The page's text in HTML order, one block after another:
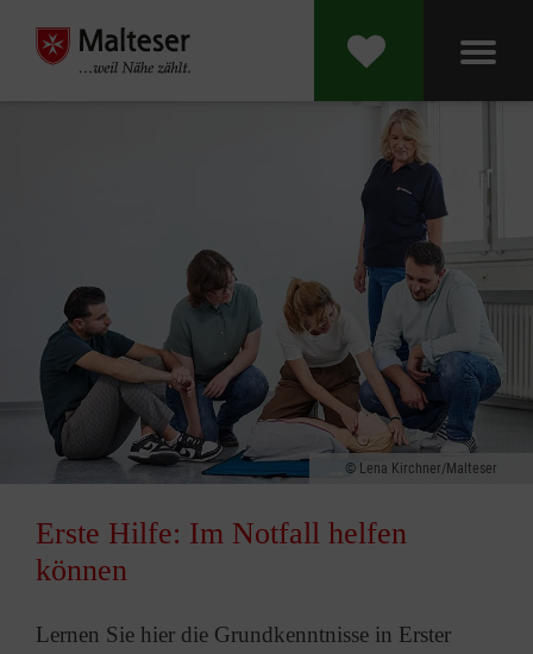
Lena Kirchner/Malteser
Erste Hilfe: Im Notfall helfen
können
Lernen Sie hier die Grundkenntnisse in Erster